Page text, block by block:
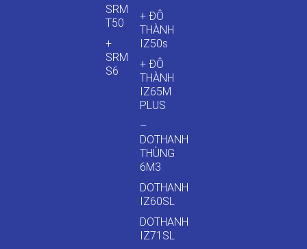
SRM
T50
+
SRM
S6
+ ĐÔ
THÀNH
IZ50s
+ ĐÔ
THÀNH
IZ65M
PLUS
–
DOTHANH
THÙNG
6M3
DOTHANH
IZ60SL
DOTHANH
IZ71SL